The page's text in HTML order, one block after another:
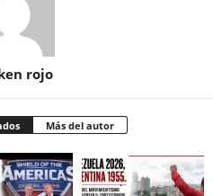
rojo
Más del autor